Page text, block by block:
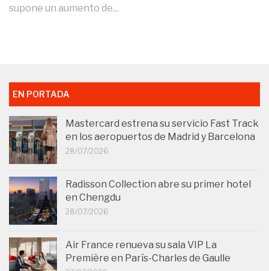
supone un aumento de...
EN PORTADA
Mastercard estrena su servicio Fast Track
en los aeropuertos de Madrid y Barcelona
28/07/2026
Radisson Collection abre su primer hotel
en Chengdu
28/07/2026
Air France renueva su sala VIP La
Première en París-Charles de Gaulle